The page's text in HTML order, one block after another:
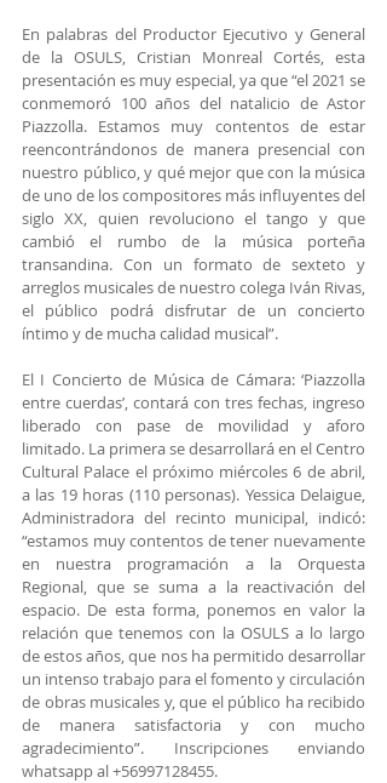
En palabras del Productor Ejecutivo y General
de la OSULS, Cristian Monreal Cortés, esta
presentación es muy especial, ya que “el 2021 se
conmemoró 100 años del natalicio de Astor
Piazzolla. Estamos muy contentos de estar
reencontrándonos de manera presencial con
nuestro público, y qué mejor que con la música
de uno de los compositores más influyentes del
siglo XX, quien revoluciono el tango y que
cambió el rumbo de la música porteña
transandina. Con un formato de sexteto y
arreglos musicales de nuestro colega Iván Rivas,
el público podrá disfrutar de un concierto
íntimo y de mucha calidad musical”.
El I Concierto de Música de Cámara: ‘Piazzolla
entre cuerdas’, contará con tres fechas, ingreso
liberado con pase de movilidad y aforo
limitado. La primera se desarrollará en el Centro
Cultural Palace el próximo miércoles 6 de abril,
a las 19 horas (110 personas). Yessica Delaigue,
Administradora del recinto municipal, indicó:
“estamos muy contentos de tener nuevamente
en nuestra programación a la Orquesta
Regional, que se suma a la reactivación del
espacio. De esta forma, ponemos en valor la
relación que tenemos con la OSULS a lo largo
de estos años, que nos ha permitido desarrollar
un intenso trabajo para el fomento y circulación
de obras musicales y, que el público ha recibido
de manera satisfactoria y con mucho
agradecimiento”. Inscripciones enviando
whatsapp al +56997128455.